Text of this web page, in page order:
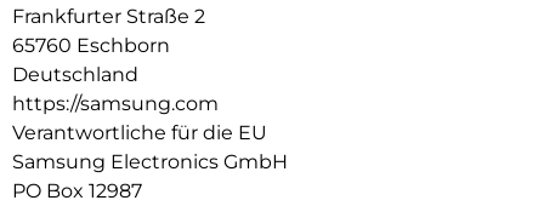
Frankfurter Straße 2
65760 Eschborn
Deutschland
https://samsung.com
Verantwortliche für die EU
Samsung Electronics GmbH
PO Box 12987